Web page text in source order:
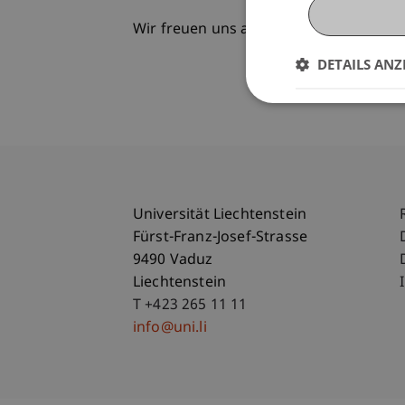
Wir freuen uns auf dich!
Universität Liechtenstein
Fürst-Franz-Josef-Strasse
9490 Vaduz
Liechtenstein
T +423 265 11 11
info@uni.li
DETAILS